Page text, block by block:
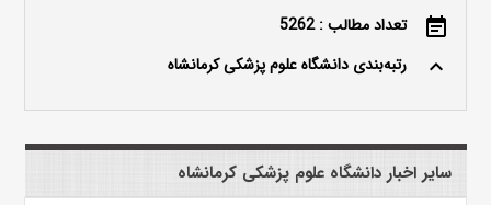
event_note تعداد مطالب : 5262
keyboard_arrow_up رتبه‌بندی دانشگاه علوم پزشکی کرمانشاه
سایر اخبار دانشگاه علوم پزشکی کرمانشاه